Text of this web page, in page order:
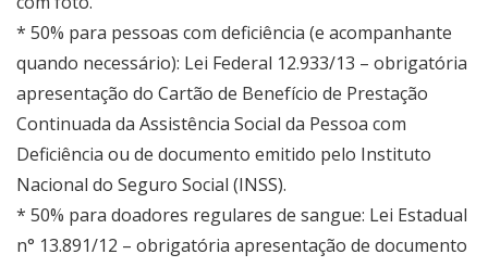
* 50% para pessoas com deficiência (e acompanhante
quando necessário): Lei Federal 12.933/13 – obrigatória
apresentação do Cartão de Benefício de Prestação
Continuada da Assistência Social da Pessoa com
Deficiência ou de documento emitido pelo Instituto
Nacional do Seguro Social (INSS).
* 50% para doadores regulares de sangue: Lei Estadual
n° 13.891/12 – obrigatória apresentação de documento